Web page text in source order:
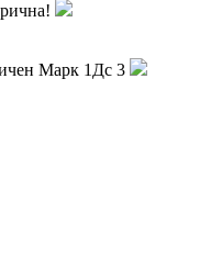
Марк 1Дс 3